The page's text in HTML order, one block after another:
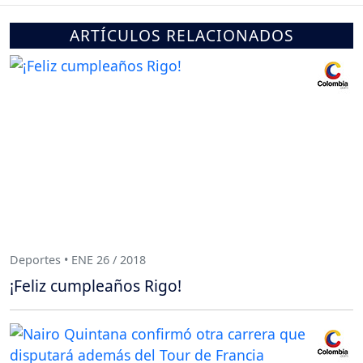
ARTÍCULOS RELACIONADOS
Deportes • ENE 26 / 2018
¡Feliz cumpleaños Rigo!